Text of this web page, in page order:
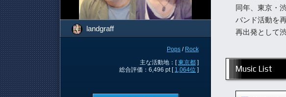
landgraff
Pops / Rock
主な活動地：[東京都 ]
総合評価：6,496 pt [ 1,064位 ]
同年、東京・
バンド活動を
再出発として
Music List